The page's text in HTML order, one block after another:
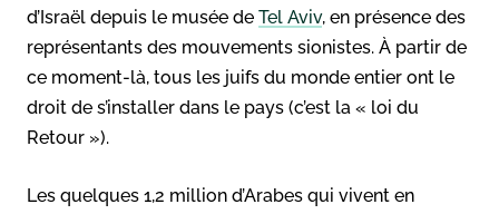
d’Israël depuis le musée de Tel Aviv, en présence des
représentants des mouvements sionistes. À partir de
ce moment-là, tous les juifs du monde entier ont le
droit de s’installer dans le pays (c’est la « loi du
Retour »).
Les quelques 1,2 million d’Arabes qui vivent en